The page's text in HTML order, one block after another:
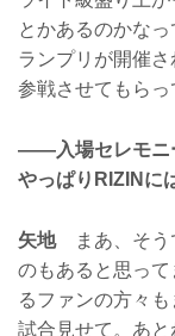
とかあるのかな
ランプリが開催
参戦させてもらっ
——入場セレモニ
やっぱりRIZINに
矢地まあ、そう
のもあると思っ
るファンの方々
試合見せて。あ